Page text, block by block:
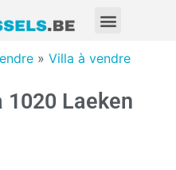
» Villa à vendre
1020 Laeken